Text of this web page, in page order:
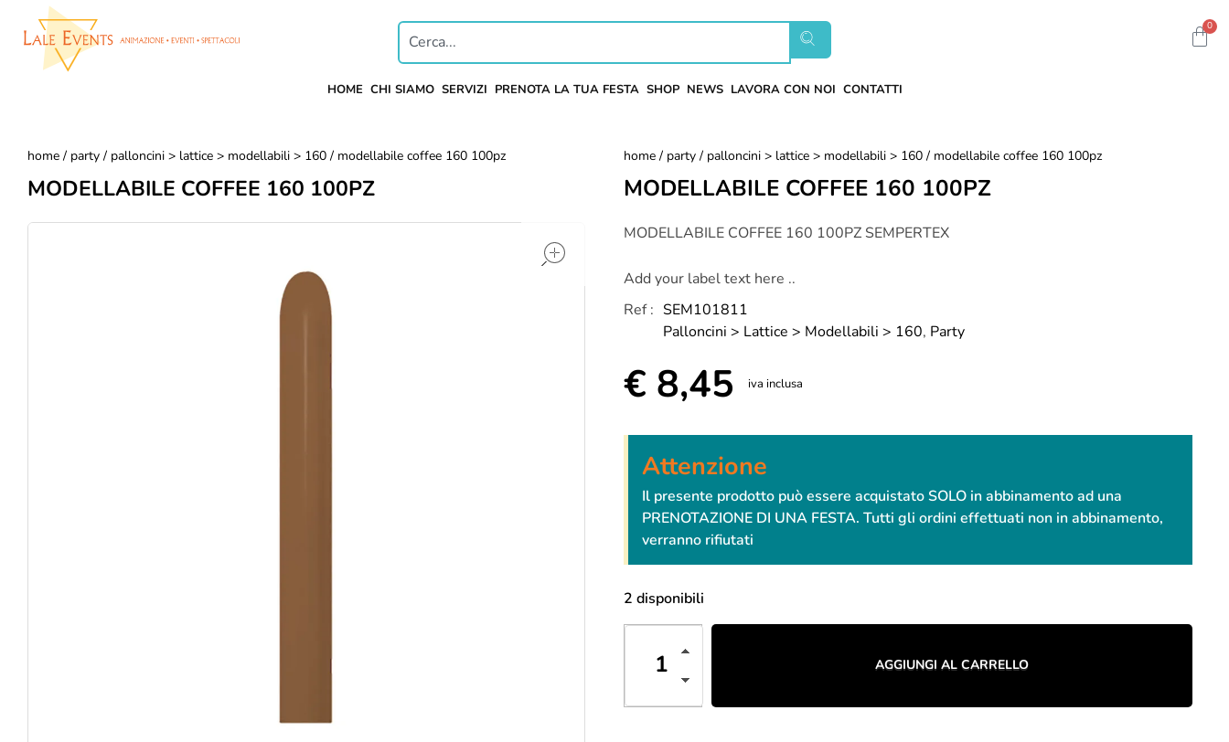
0
HOME CHI SIAMO SERVIZI PRENOTA LA TUA FESTA SHOP NEWS LAVORA CON NOI CONTATTI
home / party / palloncini > lattice > modellabili > 160 / modellabile coffee 160 100pz
MODELLABILE COFFEE 160 100PZ
home / party / palloncini > lattice > modellabili > 160 / modellabile coffee 160 100pz
MODELLABILE COFFEE 160 100PZ
MODELLABILE COFFEE 160 100PZ SEMPERTEX
Add your label text here ..
Ref : SEM101811
Palloncini > Lattice > Modellabili > 160, Party
€ 8,45 iva inclusa
Attenzione
Il presente prodotto può essere acquistato SOLO in abbinamento ad una
PRENOTAZIONE DI UNA FESTA. Tutti gli ordini effettuati non in abbinamento,
verranno rifiutati
2 disponibili
AGGIUNGI AL CARRELLO